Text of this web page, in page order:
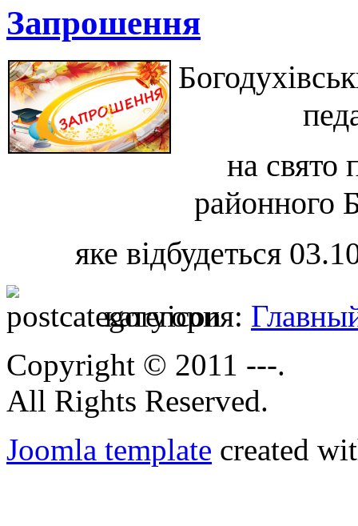
Запрошення
на свято
районного
яке відбудеться
категория:
Copyright © 2011 ---.
All Rights Reserved.
Joomla template created